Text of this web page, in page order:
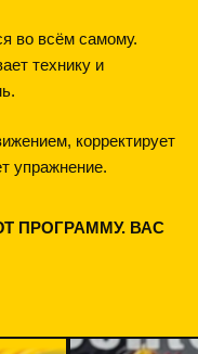
во всём самому.
технику и
корректирует
упражнение.
ПРОГРАММУ. ВАС